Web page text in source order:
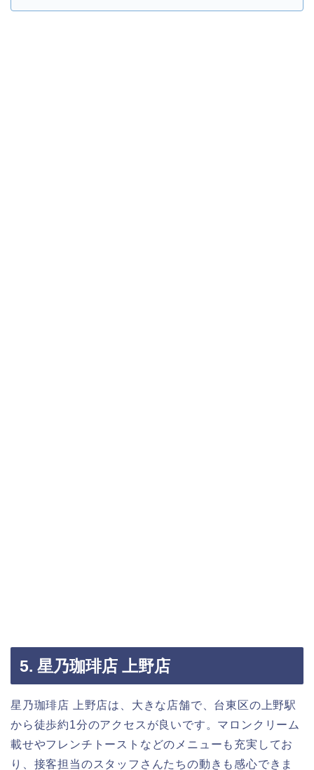
5. 星乃珈琲店 上野店
星乃珈琲店 上野店は、大きな店舗で、台東区の上野駅
から徒歩約1分のアクセスが良いです。マロンクリーム
載せやフレンチトーストなどのメニューも充実してお
り、接客担当のスタッフさんたちの動きも感心できま